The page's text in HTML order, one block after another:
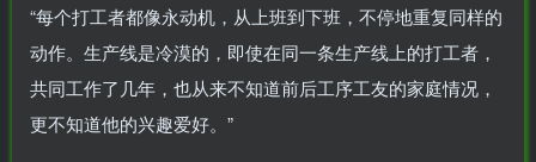
“每个打工者都像永动机，从上班到下班，不停地重复同样的
动作。生产线是冷漠的，即使在同一条生产线上的打工者，
共同工作了几年，也从来不知道前后工序工友的家庭情况，
更不知道他的兴趣爱好。”